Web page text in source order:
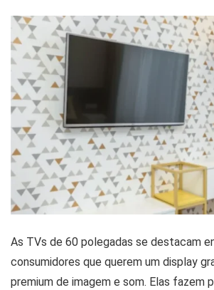
As TVs de 60 polegadas se destacam
consumidores que querem um display
premium de imagem e som. Elas fazem